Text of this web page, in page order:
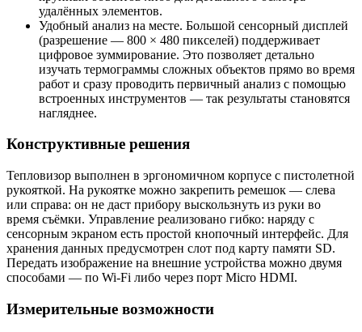
удалённых элементов.
Удобный анализ на месте. Большой сенсорный дисплей
(разрешение — 800 × 480 пикселей) поддерживает
цифровое зуммирование. Это позволяет детально
изучать термограммы сложных объектов прямо во время
работ и сразу проводить первичный анализ с помощью
встроенных инструментов — так результаты становятся
нагляднее.
Конструктивные решения
Тепловизор выполнен в эргономичном корпусе с пистолетной
рукояткой. На рукоятке можно закрепить ремешок — слева
или справа: он не даст прибору выскользнуть из руки во
время съёмки. Управление реализовано гибко: наряду с
сенсорным экраном есть простой кнопочный интерфейс. Для
хранения данных предусмотрен слот под карту памяти SD.
Передать изображение на внешние устройства можно двумя
способами — по Wi‑Fi либо через порт Micro HDMI.
Измерительные возможности